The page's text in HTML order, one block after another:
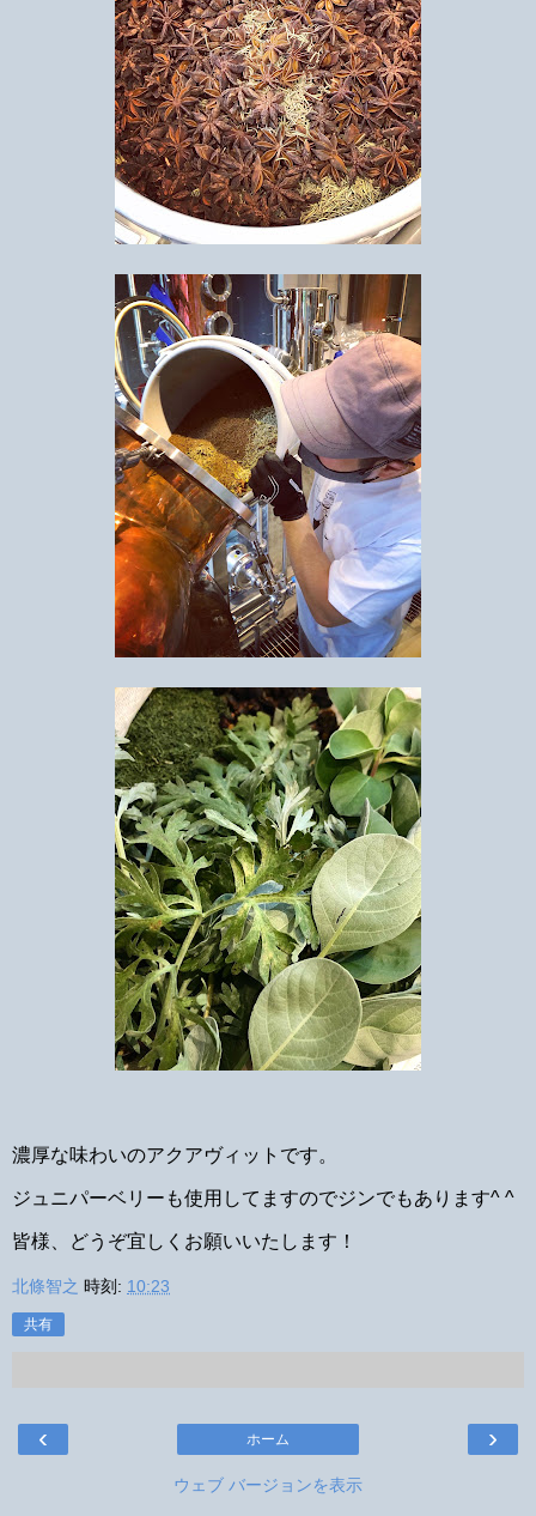
濃厚な味わいのアクアヴィットです。
ジュニパーベリーも使用してますのでジンでもあります^ ^
皆様、どうぞ宜しくお願いいたします！
北條智之 時刻: 10:23
共有
‹ ›
ホーム
ウェブ バージョンを表示